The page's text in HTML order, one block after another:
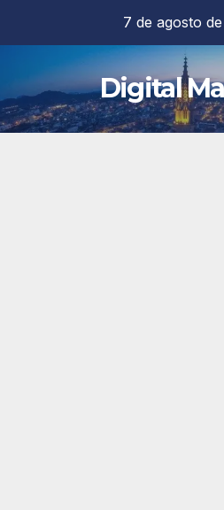
contenido
7 de agosto
Digital